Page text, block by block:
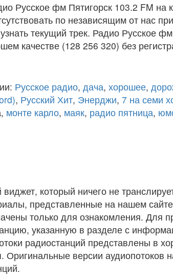
Русское фм Пятигорск 103.2 FM на
по независящим от нас
текущий трек. Радио Русское
качестве (128 256 320) без
Русское радио, дача, хорошее,
, Русский Хит, Энерджи, 7 на семи
монте карло, маяк, радио пятница,
который ничего не
представленные на нашем
только для ознакомления. Для
указанную в разделе с
радиостанций представлены в
Оригинальные версии аудиопотоков